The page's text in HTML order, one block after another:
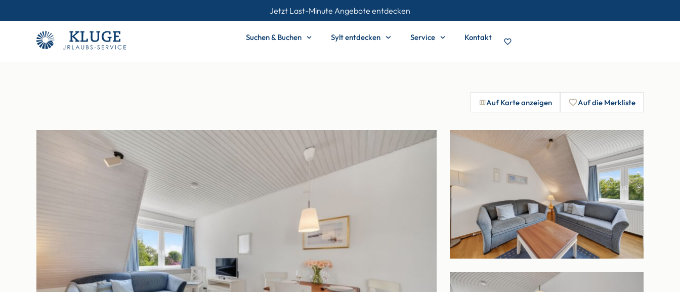
Jetzt Last-Minute Angebote entdecken
Suchen & Buchen Sylt entdecken Service Kontakt
Auf Karte anzeigen Auf die Merkliste